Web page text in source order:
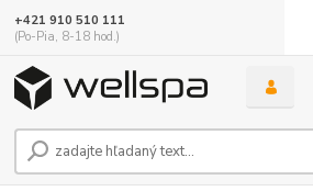
+421 910 510 111
(Po-Pia, 8-18 hod.)